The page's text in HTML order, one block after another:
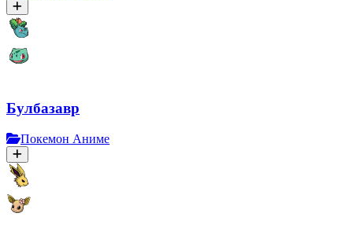
Булбазавр
Покемон Аниме